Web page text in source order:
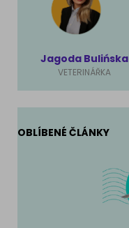
Jagoda Bulińska
VETERINÁŘKA
OBLÍBENÉ ČLÁNKY